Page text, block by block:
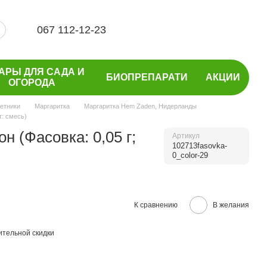
067 112-12-23
ДЛЯ САДА И
ОГОРОДА
БИОПРЕПАРАТИ АКЦИИ
Маргаритка
Маргаритка Hem Zaden, Нидерланды
смесь)
(Фасовка: 0,05 г;
Артикул
102713fasovka-
0_color-29
К сравнению В желания
скидки